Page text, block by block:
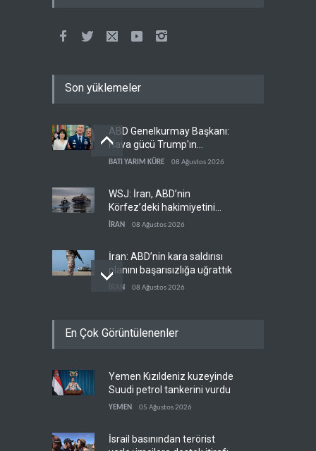
Son yüklemeler
ABD Genelkurmay Başkanı:
Hava gücü Trump'ın
hedeflerine yetmez
BATI YARIM KÜRE 08 Ağustos 2026
WSJ: İran, ABD’nin
Körfez’deki hakimiyetini
sona erdiriyor
İRAN 08 Ağustos 2026
İran: ABD’nin kara saldırısı
planını başarısızlığa uğrattık
İRAN 08 Ağustos 2026
‘silahsızlandırılmasını’ kim
Bekai'den Trump’a ‘savaş
ganimeti’ yanıtı: Önce savaşı
kazan
En Çok Görüntülenenler
Yemen Kızıldeniz kuzeyinde
Suudi petrol tankerini vurdu
YEMEN 05 Ağustos 2026
İsrail basınından terörist